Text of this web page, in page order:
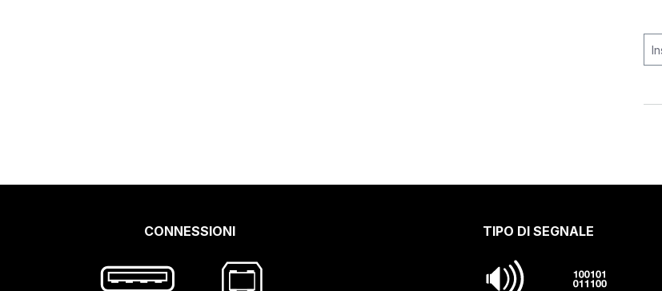
CONNESSIONI TIPO DI SEGNALE